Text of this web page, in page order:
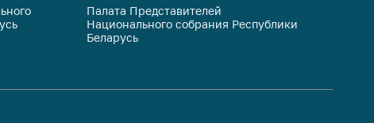
Палата Представителей
Национального собрания Республики
Беларусь